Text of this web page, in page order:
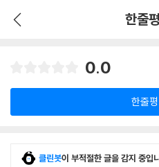
한줄
0.0
한줄
클린봇이 부적절한 글을 감지 중입